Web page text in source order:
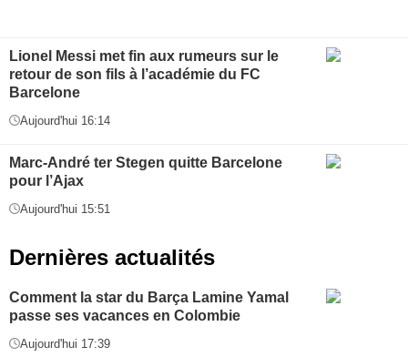
Lionel Messi met fin aux rumeurs sur le
retour de son fils à l’académie du FC
Barcelone
Aujourd'hui 16:14
Marc-André ter Stegen quitte Barcelone
pour l’Ajax
Aujourd'hui 15:51
Dernières actualités
Comment la star du Barça Lamine Yamal
passe ses vacances en Colombie
Aujourd'hui 17:39